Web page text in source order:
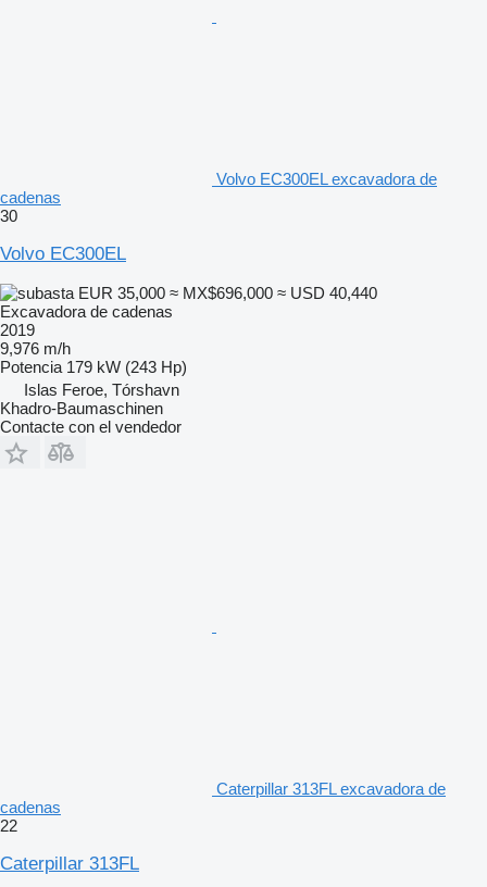
Volvo EC300EL excavadora de
cadenas
30
Volvo EC300EL
EUR 35,000 ≈ MX$696,000 ≈ USD 40,440
Excavadora de cadenas
2019
9,976 m/h
Potencia 179 kW (243 Hp)
Islas Feroe, Tórshavn
Khadro-Baumaschinen
Contacte con el vendedor
Caterpillar 313FL excavadora de
cadenas
22
Caterpillar 313FL